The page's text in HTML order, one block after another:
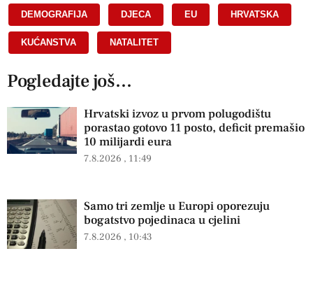
DEMOGRAFIJA DJECA EU HRVATSKA
KUĆANSTVA NATALITET
Pogledajte još...
Hrvatski izvoz u prvom polugodištu
porastao gotovo 11 posto, deficit premašio
10 milijardi eura
7.8.2026 11:49
Samo tri zemlje u Europi oporezuju
bogatstvo pojedinaca u cjelini
7.8.2026 10:43